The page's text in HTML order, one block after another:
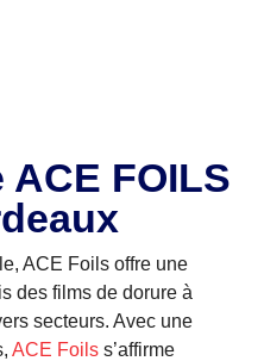
ACE FOILS
ACE Foils offre une
des films de dorure à
secteurs. Avec une
ACE Foils s’affirme